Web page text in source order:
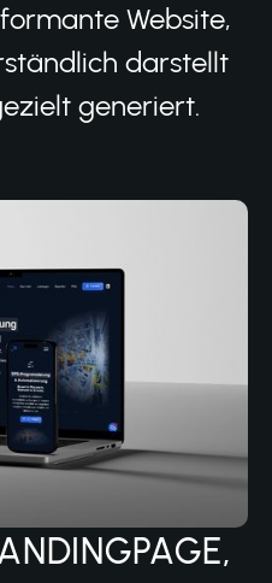
Website,
darstellt
generiert.